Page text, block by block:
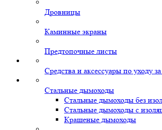
Дровницы
Каминные экраны
Предтопочные листы
Средства и аксессуары по уходу
Стальные дымоходы
Стальные дымоходы без
Стальные дымоходы с
Крашеные дымоходы